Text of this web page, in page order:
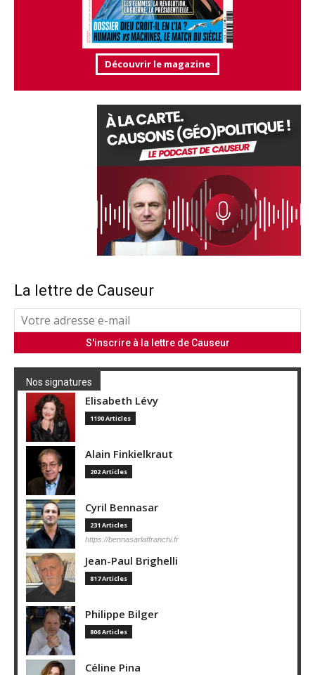
Découvrir le magazine
La lettre de Causeur
Nos signatures
Elisabeth Lévy
1190 Articles
Alain Finkielkraut
202 Articles
Cyril Bennasar
231 Articles
https://bennasarlaffranchi.fr
Jean-Paul Brighelli
817 Articles
Philippe Bilger
806 Articles
Céline Pina